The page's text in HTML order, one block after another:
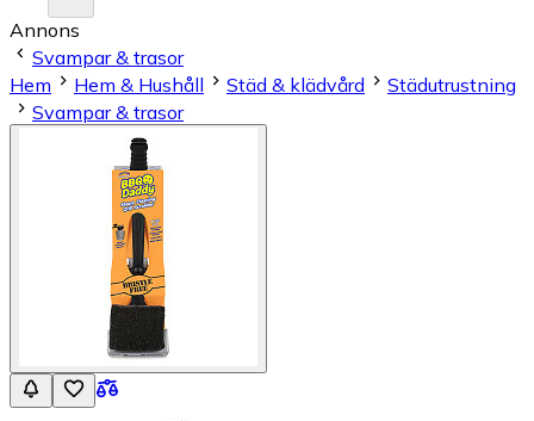
Annons
Svampar & trasor
Hem
Hem & Hushåll Städ & klädvård
Städutrustning
Svampar & trasor